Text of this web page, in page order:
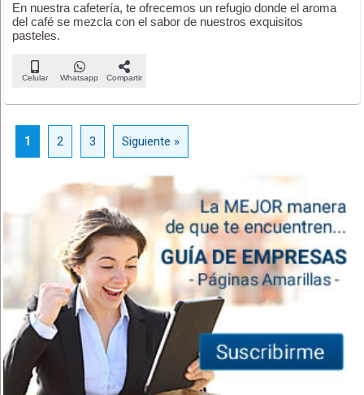
En nuestra cafetería, te ofrecemos un refugio donde el aroma
del café se mezcla con el sabor de nuestros exquisitos
pasteles.
Celular Whatsapp Compartir
1 2 3 Siguiente »